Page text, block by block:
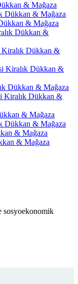
& Mağaza
Dükkan & Mağaza
& Mağaza
Dükkan &
Kiralık Dükkan &
Kiralık Dükkan &
Dükkan & Mağaza
Kiralık Dükkan &
& Mağaza
Dükkan & Mağaza
& Mağaza
& Mağaza
sosyoekonomik